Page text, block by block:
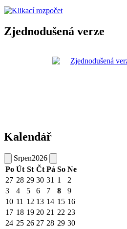
Zjednodušená verze
Kalendář
Srpen2026
Po Út St Čt Pá So Ne
27 28 29 30 31 1
2
3
4 5 6 7 8
9
10 11 12 13 14 15 16
17 18 19 20 21 22 23
24 25 26 27 28 29 30